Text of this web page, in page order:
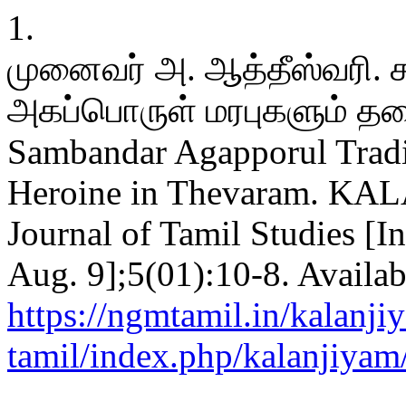
1.
முனைவர் அ. ஆத்தீஸ்வரி.
அகப்பொருள் மரபுகளும்
Sambandar Agapporul
Heroine in Thevaram.
Journal of Tamil Studies
Aug. 9];5(01):10-8.
https://ngmtamil.in/
tamil/index.php/